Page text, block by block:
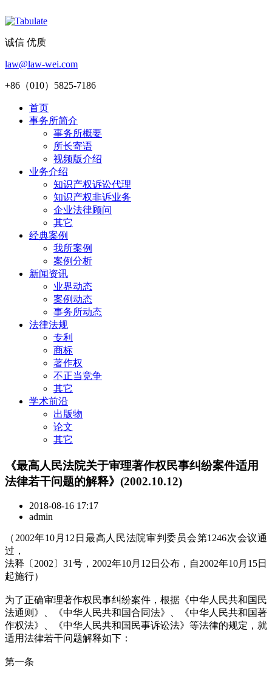
诚信 优质
law@law-wei.com
+86（010）5825-7186
首页
事务所简介
事务所概要
所长寄语
视频版介绍
业务介绍
知识产权诉讼代理
知识产权非诉业务
企业法律顾问
其它
经典案例
我所案例
案例分析
新闻资讯
业界动态
案例动态
事务所动态
法律法规
专利
商标
著作权
不正当竞争
其它
学术前沿
出版物
论文
其它
《最高人民法院关于审理著作权民事纠纷案件适用
法律若干问题的解释》(2002.10.12)
2018-08-16 17:17
admin
（2002年10月12日最高人民法院审判委员会第1246次会议通
过，
法释〔2002〕31号，2002年10月12日公布，自2002年10月15日
起施行）
为了正确审理著作权民事纠纷案件，根据《中华人民共和国民
法通则》、《中华人民共和国合同法》、《中华人民共和国著
作权法》、《中华人民共和国民事诉讼法》等法律的规定，就
适用法律若干问题解释如下：
第一条